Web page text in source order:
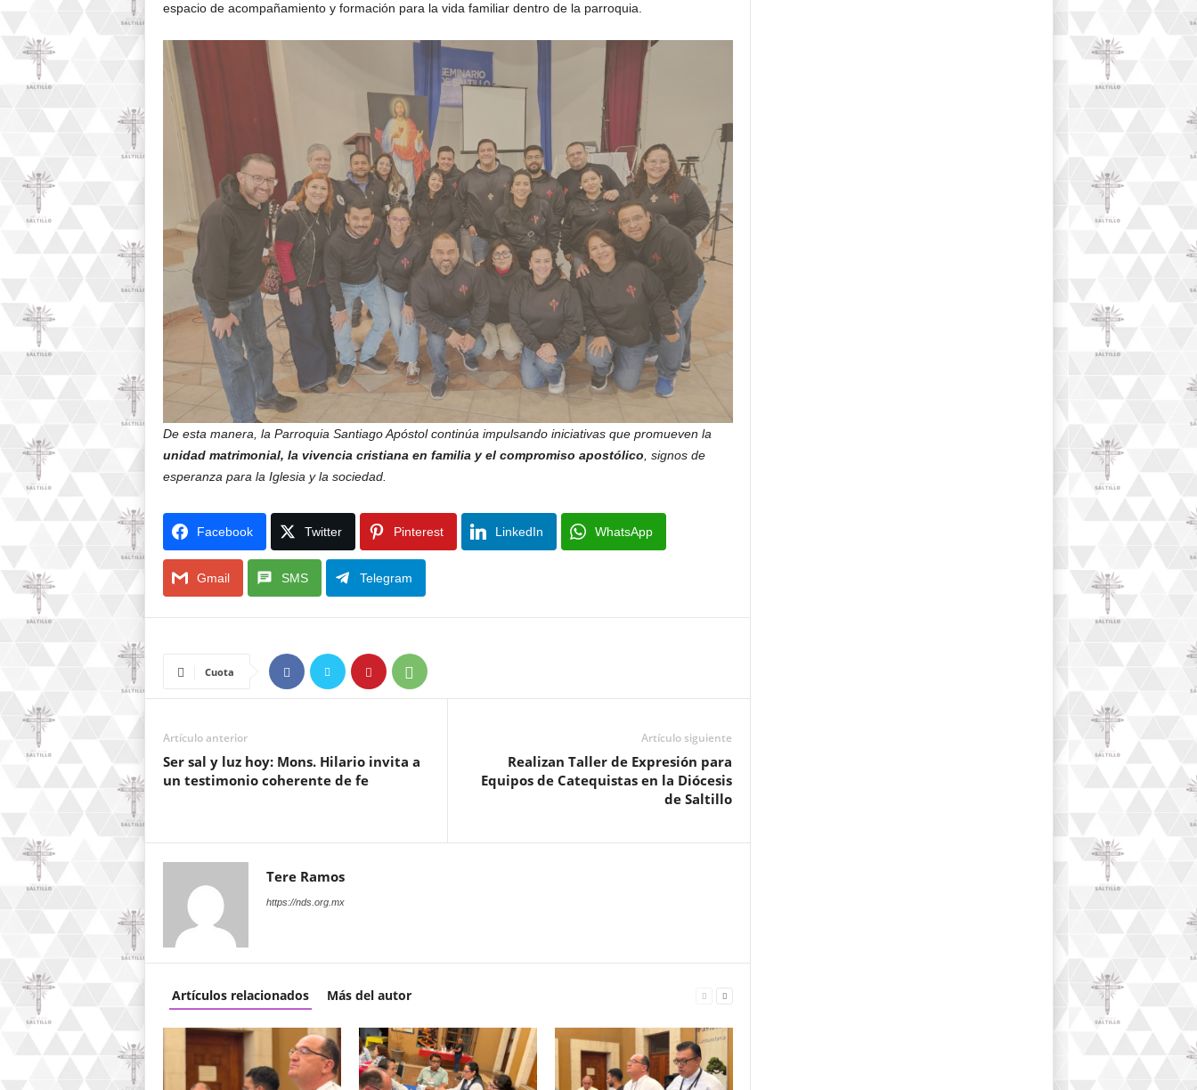
espacio de acompañamiento y formación para la vida familiar dentro de la parroquia.
De esta manera, la Parroquia Santiago Apóstol continúa impulsando iniciativas que promueven la
unidad matrimonial, la vivencia cristiana en familia y el compromiso apostólico , signos de
esperanza para la Iglesia y la sociedad.
Facebook Twitter Pinterest LinkedIn WhatsApp
Gmail SMS Telegram
Cuota
Artículo anterior
Ser sal y luz hoy: Mons. Hilario invita a
un testimonio coherente de fe
Artículo siguiente
Realizan Taller de Expresión para
Equipos de Catequistas en la Diócesis
de Saltillo
Tere Ramos
https://nds.org.mx
Artículos relacionados Más del autor